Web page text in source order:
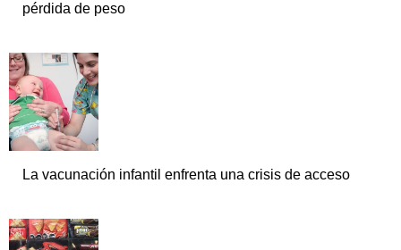
pérdida de peso
La vacunación infantil enfrenta una crisis de acceso